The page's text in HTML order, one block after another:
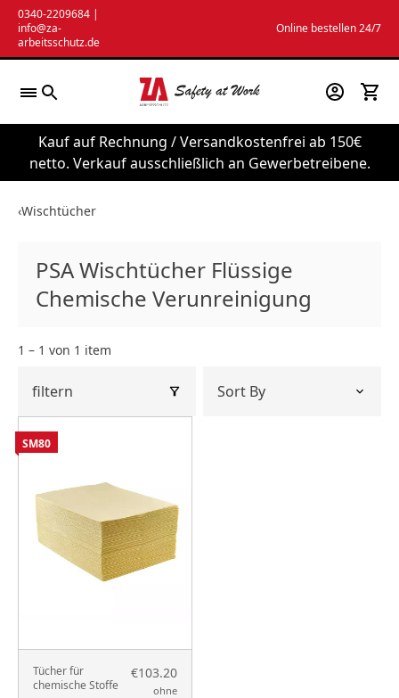
Zum
Inhalt
springen
0340-2209684 |
info@za-
arbeitsschutz.de
Online bestellen 24/7
Kauf auf Rechnung / Versandkostenfrei ab 150€
netto. Verkauf ausschließlich an Gewerbetreibene.
‹Wischtücher
PSA Wischtücher Flüssige
Chemische Verunreinigung
1 – 1 von 1 item
filtern
Tücher für
chemische Stoffe
€103.20
ohne
SM80